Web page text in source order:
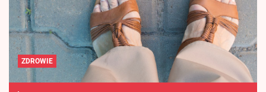
ZDROWIE